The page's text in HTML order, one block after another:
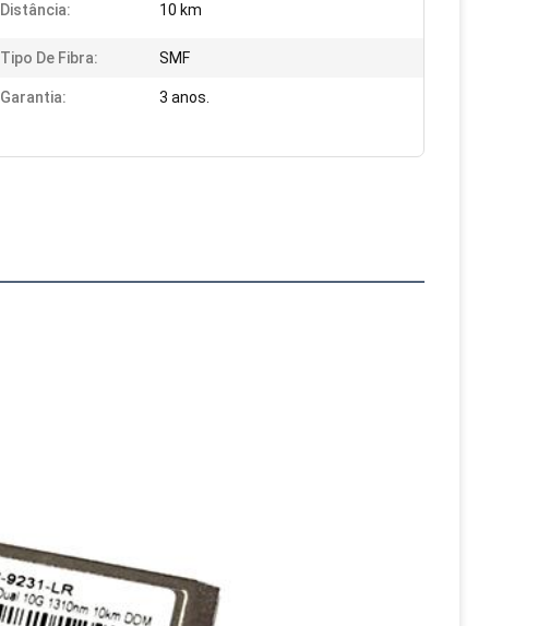
Distância: 10 km
Tipo De Fibra: SMF
Garantia: 3 anos.